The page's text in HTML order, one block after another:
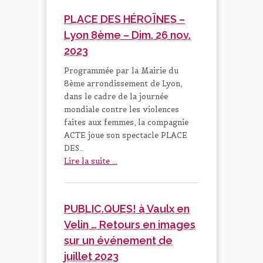
PLACE DES HÉROÏNES –
Lyon 8ème – Dim. 26 nov.
2023
Programmée par la Mairie du
8ème arrondissement de Lyon,
dans le cadre de la journée
mondiale contre les violences
faites aux femmes, la compagnie
ACTE joue son spectacle PLACE
DES…
Lire la suite ...
PUBLIC.QUES! à Vaulx en
Velin … Retours en images
sur un événement de
juillet 2023